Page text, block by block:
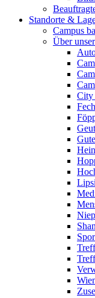
Standorte &
Campus
Über
City